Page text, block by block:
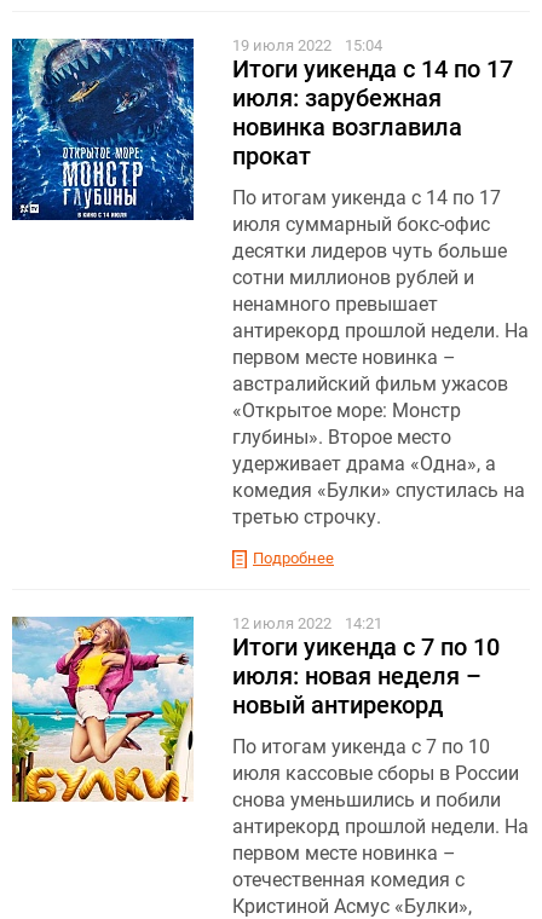
19 июля 2022 15:04
Итоги уикенда с 14 по 17
июля: зарубежная
новинка возглавила
прокат
По итогам уикенда с 14 по 17
июля суммарный бокс-офис
десятки лидеров чуть больше
сотни миллионов рублей и
ненамного превышает
антирекорд прошлой недели. На
первом месте новинка –
австралийский фильм ужасов
«Открытое море: Монстр
глубины». Второе место
удерживает драма «Одна», а
комедия «Булки» спустилась на
третью строчку.
Подробнее
12 июля 2022 14:21
Итоги уикенда с 7 по 10
июля: новая неделя –
новый антирекорд
По итогам уикенда с 7 по 10
июля кассовые сборы в России
снова уменьшились и побили
антирекорд прошлой недели. На
первом месте новинка –
отечественная комедия с
Кристиной Асмус «Булки»,